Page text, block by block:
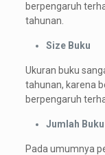
berpengaruh
tahunan.
Size Buku
Ukuran buku
tahunan, karena
berpengaruh
Jumlah Buku
Pada umumnya